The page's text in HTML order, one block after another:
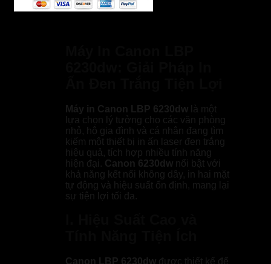
Máy in Canon LBP 6230dw là một
lựa chọn lý tưởng cho các văn phòng
nhỏ, hộ gia đình và cá nhân đang tìm
kiếm một thiết bị in ấn laser đen trắng
hiệu quả, tích hợp nhiều tính năng
hiện đại. Canon 6230dw nổi bật với
khả năng kết nối không dây, in hai mặt
tự động và hiệu suất ổn định, mang lại
sự tiện lợi tối đa.
Canon LBP 6230dw được thiết kế để